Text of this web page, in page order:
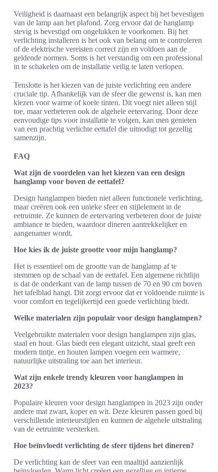
Veiligheid is daarnaast een belangrijk aspect bij het bevestigen
van de lamp aan het plafond. Zorg ervoor dat de hanglamp
stevig is bevestigd om ongelukken te voorkomen. Bij het
verlichting installeren is het ook van belang om te controleren
of de elektrische vereisten correct zijn en voldoen aan de
geldende normen. Soms is het verstandig om een professional
in te schakelen om de installatie veilig te laten verlopen.
Tenslotte is het kiezen van de juiste verlichting een andere
cruciale tip. Afhankelijk van de sfeer die gewenst is, kan men
kiezen voor warme of koele tinten. Dit voegt niet alleen stijl
toe, maar verbeteren ook de algehele eetervaring. Door deze
eenvoudige tips voor installatie te volgen, kan men genieten
van een prachtig verlichte eettafel die uitnodigt tot gezellig
samenzijn.
FAQ
Wat zijn de voordelen van het kiezen van een design
hanglamp voor boven de eettafel?
Design hanglampen bieden niet alleen functionele verlichting,
maar creëren ook een unieke sfeer en stijlelement in de
eetruimte. Ze kunnen de eetervaring verbeteren door de juiste
ambiance te bieden, waardoor dineren aantrekkelijker en
aangenamer wordt.
Hoe kies ik de juiste grootte voor mijn hanglamp?
Het is essentieel om de grootte van de hanglamp af te
stemmen op de schaal van de eettafel. Een algemene richtlijn
is dat de onderkant van de lamp tussen de 70 en 90 cm boven
het tafelblad hangt. Dit zorgt ervoor dat er voldoende ruimte is
voor comfort en tegelijkertijd een goede verlichting biedt.
Welke materialen zijn populair voor design hanglampen?
Veelgebruikte materialen voor design hanglampen zijn glas,
staal en hout. Glas biedt een elegant uitzicht, staal geeft een
modern tintje, en houten lampen voegen een warmere,
natuurlijke uitstraling toe aan het interieur.
Wat zijn enkele trendy kleuren voor hanglampen in
2023?
Populaire kleuren voor design hanglampen in 2023 zijn onder
andere mat zwart, koper en wit. Deze kleuren passen goed bij
verschillende interieurstijlen en kunnen de algehele uitstraling
van de eetruimte versterken.
Hoe beïnvloedt verlichting de sfeer tijdens het dineren?
De verlichting kan de sfeer van een maaltijd aanzienlijk